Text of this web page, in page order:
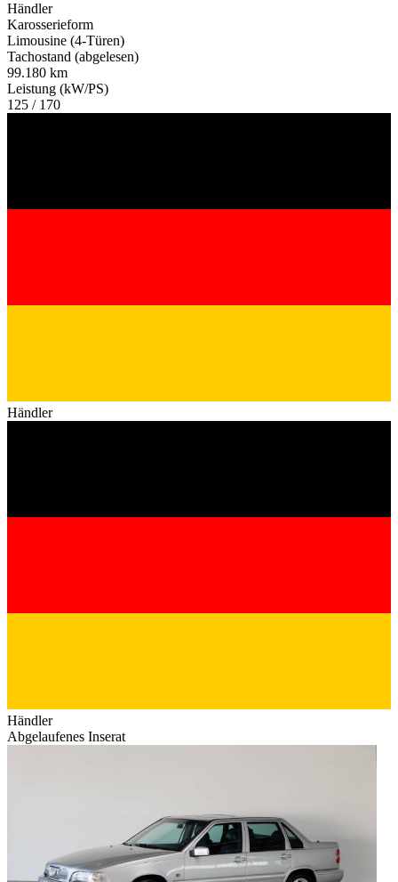
Händler
Karosserieform
Limousine (4-Türen)
Tachostand (abgelesen)
99.180 km
Leistung (kW/PS)
125 / 170
Händler
Händler
Abgelaufenes Inserat